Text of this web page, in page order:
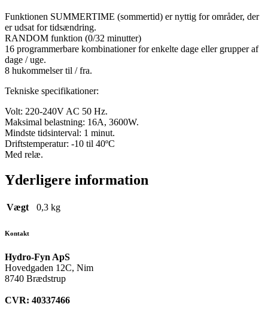
Funktionen SUMMERTIME (sommertid) er nyttig for områder, der
er udsat for tidsændring.
RANDOM funktion (0/32 minutter)
16 programmerbare kombinationer for enkelte dage eller grupper af
dage / uge.
8 hukommelser til / fra.
Tekniske specifikationer:
Volt: 220-240V AC 50 Hz.
Maksimal belastning: 16A, 3600W.
Mindste tidsinterval: 1 minut.
Driftstemperatur: -10 til 40ºC
Med relæ.
Yderligere information
Vægt 0,3 kg
Kontakt
Hydro-Fyn ApS
Hovedgaden 12C, Nim
8740 Brædstrup
CVR: 40337466